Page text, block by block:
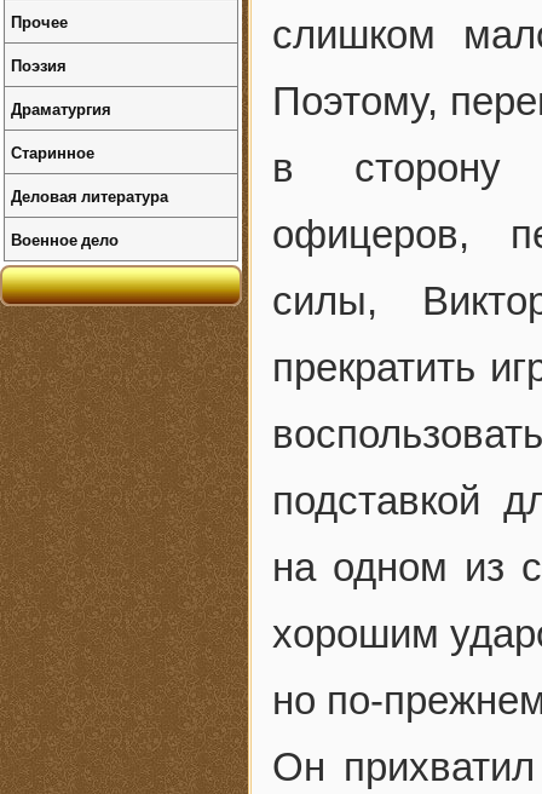
слишком
Поэтому,
в сторону
офицеров,
силы,
прекратить
подставкой
на одном из
хорошим
но по-
Он
Прочее
Поэзия
Драматургия
Старинное
Деловая литература
Военное дело